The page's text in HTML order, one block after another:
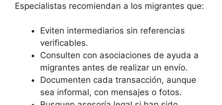
Especialistas recomiendan a los migrantes que:
Eviten intermediarios sin referencias
verificables.
Consulten con asociaciones de ayuda a
migrantes antes de realizar un envío.
Documenten cada transacción, aunque
sea informal, con mensajes o fotos.